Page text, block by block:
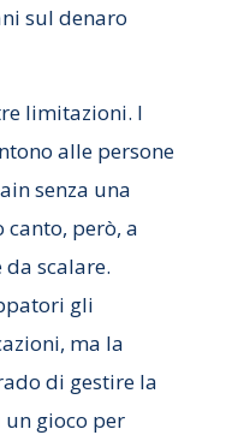
sul denaro
limitazioni. I
alle persone
senza una
canto, però, a
scalare.
gli
ma la
di gestire la
gioco per